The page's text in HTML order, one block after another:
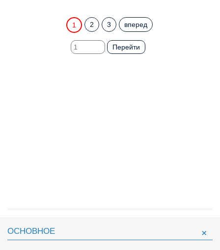
1 2 3 вперед
Перейти
ОСНОВНОЕ